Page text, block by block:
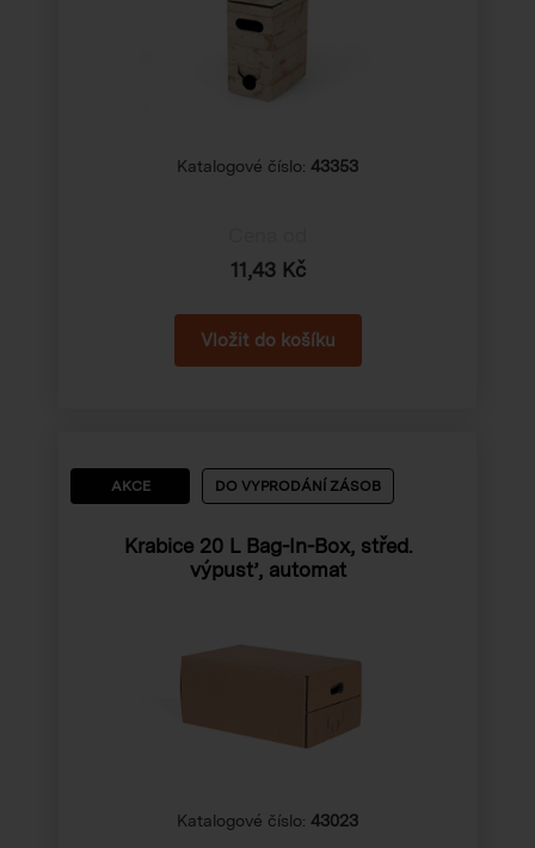
Katalogové číslo: 43353
11,43 Kč
AKCE DO VYPRODÁNÍ ZÁSOB
Krabice 20 L Bag-In-Box, střed.
výpusť, automat
Katalogové číslo: 43023